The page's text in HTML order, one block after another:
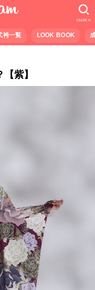
袴一覧 LOOK BOOK
SEARCH
紫】